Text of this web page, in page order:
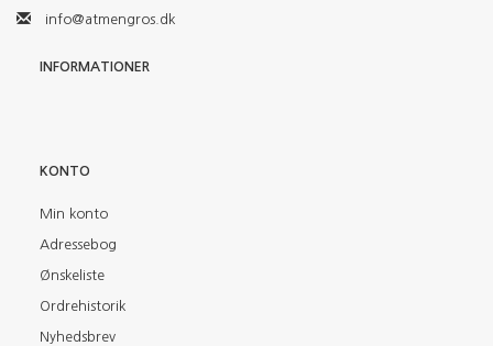
info@atmengros.dk
INFORMATIONER
KONTO
Min konto
Adressebog
Ønskeliste
Ordrehistorik
Nyhedsbrev